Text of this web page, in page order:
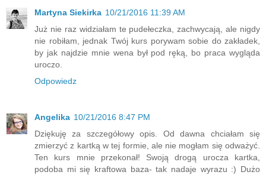
Martyna Siekirka 10/21/2016 11:39 AM
Już nie raz widziałam te pudełeczka, zachwycają, ale nigdy
nie robiłam, jednak Twój kurs porywam sobie do zakładek,
by jak najdzie mnie wena był pod ręką, bo praca wygląda
uroczo.
Odpowiedz
Angelika 10/21/2016 8:47 PM
Dziękuję za szczegółowy opis. Od dawna chciałam się
zmierzyć z kartką w tej formie, ale nie mogłam się odważyć.
Ten kurs mnie przekonał! Swoją drogą urocza kartka,
podoba mi się kraftowa baza- tak nadaje wyrazu :) Dużo